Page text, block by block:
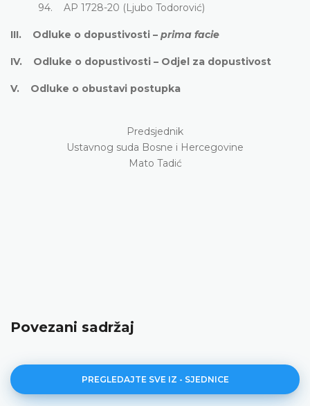
94. AP 1728-20 (Ljubo Todorović)
III. Odluke o dopustivosti – prima facie
IV. Odluke o dopustivosti – Odjel za dopustivost
V. Odluke o obustavi postupka
Predsjednik
Ustavnog suda Bosne i Hercegovine
Mato Tadić
Povezani sadržaj
PREGLEDAJTE SVE IZ - SJEDNICE